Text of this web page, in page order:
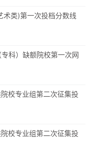
类)第一次投档分数线
科）缺额院校第一次网
校专业组第二次征集投
校专业组第二次征集投